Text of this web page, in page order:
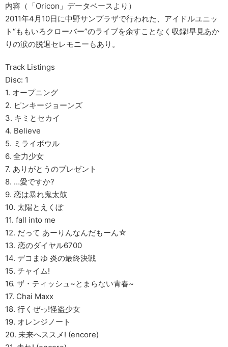
内容（「Oricon」データベースより）
2011年4月10日に中野サンプラザで行われた、アイドルユニッ
ト“ももいろクローバー”のライブを余すことなく収録!早見あか
りの涙の脱退セレモニーもあり。
Track Listings
Disc: 1
1. オープニング
2. ピンキージョーンズ
3. キミとセカイ
4. Believe
5. ミライボウル
6. 全力少女
7. ありがとうのプレゼント
8. …愛ですか?
9. 恋は暴れ鬼太鼓
10. 太陽とえくぼ
11. fall into me
12. だって あーりんなんだもーん☆
13. 恋のダイヤル6700
14. デコまゆ 炎の最終決戦
15. チャイム!
16. ザ・ティッシュ~とまらない青春~
17. Chai Maxx
18. 行くぜっ!怪盗少女
19. オレンジノート
20. 未来へススメ! (encore)